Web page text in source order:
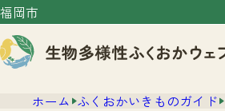
福岡市
ホーム ふくおかいきものガイド